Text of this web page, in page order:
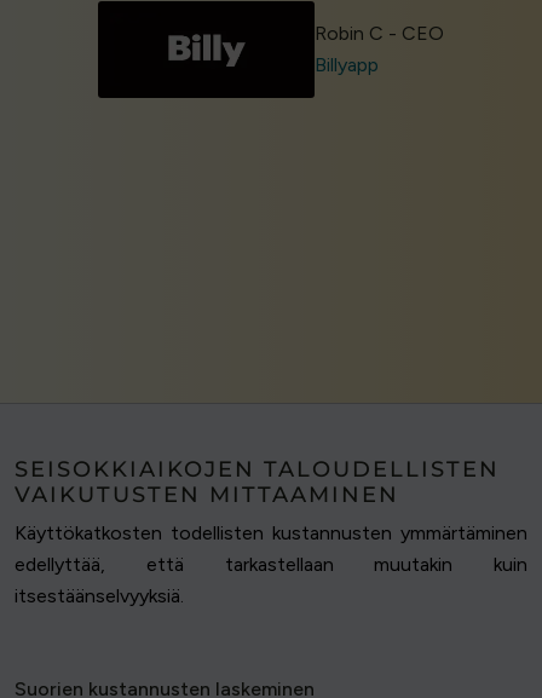
Robin C - CEO
Billyapp
SEISOKKIAIKOJEN TALOUDELLISTEN
VAIKUTUSTEN MITTAAMINEN
Käyttökatkosten todellisten kustannusten ymmärtäminen
edellyttää, että tarkastellaan muutakin kuin
itsestäänselvyyksiä.
Suorien kustannusten laskeminen